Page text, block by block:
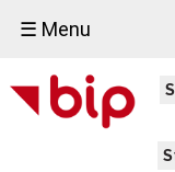
☰ Menu
Urząd
Miejski
Aktualności